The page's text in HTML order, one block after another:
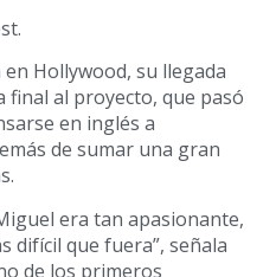
Hollywood, su llegada
al proyecto, que pasó
en inglés a
de sumar una gran
era tan apasionante,
difícil que fuera”, señala
de los primeros